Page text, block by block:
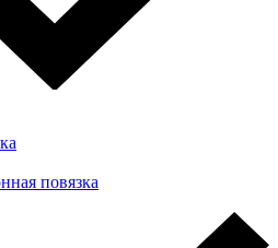
повязка